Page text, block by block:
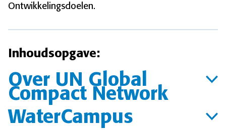
Ontwikkelingsdoelen.
Inhoudsopgave:
Over UN Global
Compact Network
WaterCampus